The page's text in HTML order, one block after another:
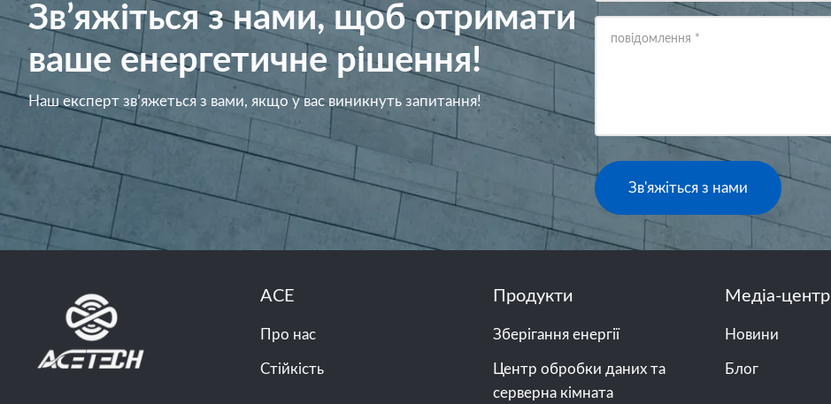
Зв’яжіться з нами, щоб отримати
ваше енергетичне рішення!
Наш експерт зв’яжеться з вами, якщо у вас виникнуть запитання!
повідомлення *
Зв'яжіться з нами
ACE
Про нас
Стійкість
Продукти
Зберігання енергії
Центр обробки даних та
серверна кімната
Медіа-центр
Новини
Блог